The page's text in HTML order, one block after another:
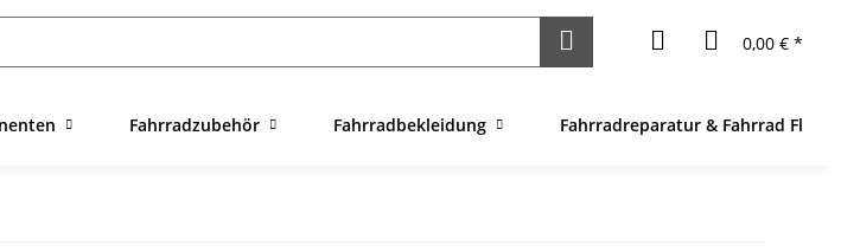
0,00 € *
Fahrradzubehör Fahrradbekleidung Fahrradreparatur & Fahrrad